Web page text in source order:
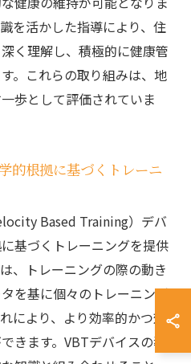
を活かした指導により、住
く理解し、積極的に健康管
。これらの取り組みは、地
歩として評価されていま
的根拠に基づくトレーニ
Based Training）デバ
基づくトレーニングを提供
、トレーニングの際の動き
を基に個々のトレーニング
により、より効率的かつ効
きます。VBTデバイスの導